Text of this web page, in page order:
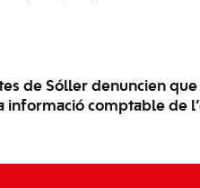
de Sóller denuncien
informació comptable de